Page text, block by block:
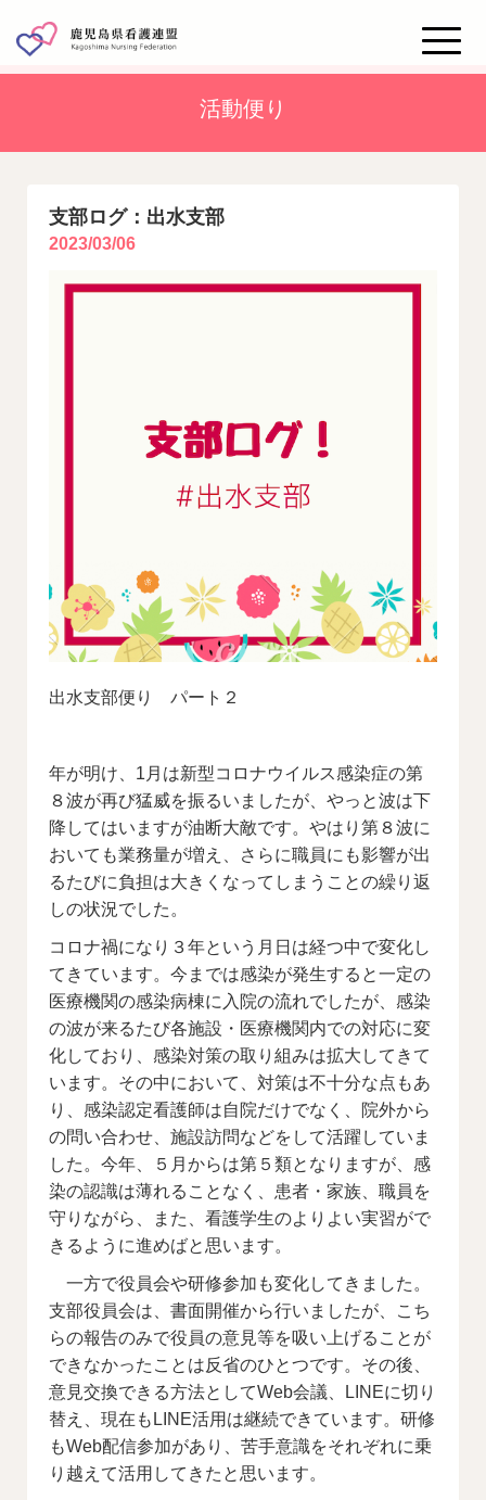
Toggle
活動便り
支部ログ：出水支部
2023/03/06
出水支部便り パート２
年が明け、1月は新型コロナウイルス感染症の第
８波が再び猛威を振るいましたが、やっと波は下
降してはいますが油断大敵です。やはり第８波に
おいても業務量が増え、さらに職員にも影響が出
るたびに負担は大きくなってしまうことの繰り返
しの状況でした。
コロナ禍になり３年という月日は経つ中で変化し
てきています。今までは感染が発生すると一定の
医療機関の感染病棟に入院の流れでしたが、感染
の波が来るたび各施設・医療機関内での対応に変
化しており、感染対策の取り組みは拡大してきて
います。その中において、対策は不十分な点もあ
り、感染認定看護師は自院だけでなく、院外から
の問い合わせ、施設訪問などをして活躍していま
した。今年、５月からは第５類となりますが、感
染の認識は薄れることなく、患者・家族、職員を
守りながら、また、看護学生のよりよい実習がで
きるように進めばと思います。
一方で役員会や研修参加も変化してきました。
支部役員会は、書面開催から行いましたが、こち
らの報告のみで役員の意見等を吸い上げることが
できなかったことは反省のひとつです。その後、
意見交換できる方法としてWeb会議、LINEに切り
替え、現在もLINE活用は継続できています。研修
もWeb配信参加があり、苦手意識をそれぞれに乗
り越えて活用してきたと思います。